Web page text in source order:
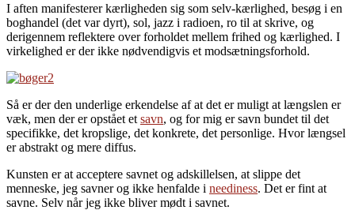
I aften manifesterer kærligheden sig som selv-kærlighed, besøg i en
boghandel (det var dyrt), sol, jazz i radioen, ro til at skrive, og
derigennem reflektere over forholdet mellem frihed og kærlighed. I
virkelighed er der ikke nødvendigvis et modsætningsforhold.
Så er der den underlige erkendelse af at det er muligt at længslen er
væk, men der er opstået et savn, og for mig er savn bundet til det
specifikke, det kropslige, det konkrete, det personlige. Hvor længsel
er abstrakt og mere diffus.
Kunsten er at acceptere savnet og adskillelsen, at slippe det
menneske, jeg savner og ikke henfalde i neediness. Det er fint at
savne. Selv når jeg ikke bliver mødt i savnet.